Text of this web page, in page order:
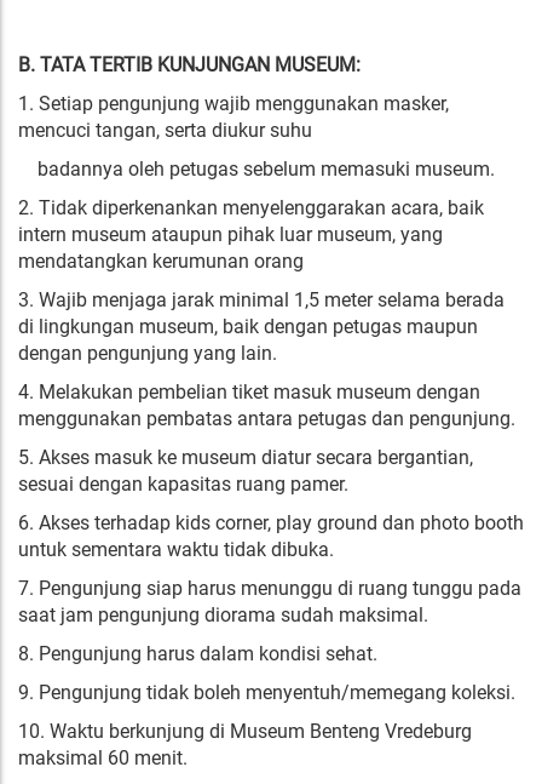
B. TATA TERTIB KUNJUNGAN MUSEUM:
1. Setiap pengunjung wajib menggunakan masker,
mencuci tangan, serta diukur suhu
badannya oleh petugas sebelum memasuki museum.
2. Tidak diperkenankan menyelenggarakan acara, baik
intern museum ataupun pihak luar museum, yang
mendatangkan kerumunan orang
3. Wajib menjaga jarak minimal 1,5 meter selama berada
di lingkungan museum, baik dengan petugas maupun
dengan pengunjung yang lain.
4. Melakukan pembelian tiket masuk museum dengan
menggunakan pembatas antara petugas dan pengunjung.
5. Akses masuk ke museum diatur secara bergantian,
sesuai dengan kapasitas ruang pamer.
6. Akses terhadap kids corner, play ground dan photo booth
untuk sementara waktu tidak dibuka.
7. Pengunjung siap harus menunggu di ruang tunggu pada
saat jam pengunjung diorama sudah maksimal.
8. Pengunjung harus dalam kondisi sehat.
9. Pengunjung tidak boleh menyentuh/memegang koleksi.
10. Waktu berkunjung di Museum Benteng Vredeburg
maksimal 60 menit.